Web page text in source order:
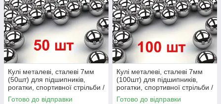
Кулі металеві, сталеві 7мм
(50шт) для підшипників,
рогатки, спортивної стрільби /
G1000 С15 (AISI 1015)
Готово до відправки
Кулі металеві, сталеві 7мм
(100шт) для підшипників,
рогатки, спортивної стрільби /
G1000 С15 (AISI 1015)
Готово до відправки